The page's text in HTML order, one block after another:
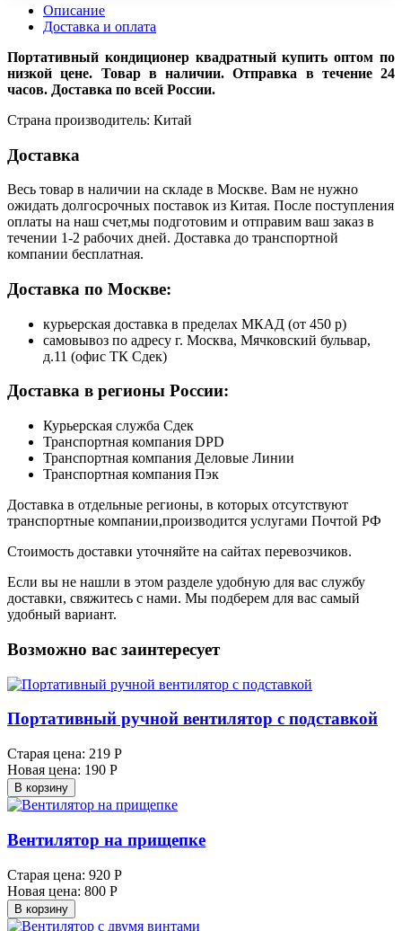
Описание
Доставка и оплата
Портативный кондиционер квадратный купить оптом по
низкой цене. Товар в наличии. Отправка в течение 24
часов. Доставка по всей России.
Страна производитель: Китай
Доставка
Весь товар в наличии на складе в Москве. Вам не нужно
ожидать долгосрочных поставок из Китая. После поступления
оплаты на наш счет,мы подготовим и отправим ваш заказ в
течении 1-2 рабочих дней. Доставка до транспортной
компании бесплатная.
Доставка по Москве:
курьерская доставка в пределах МКАД (от 450 р)
самовывоз по адресу г. Москва, Мячковский бульвар,
д.11 (офис ТК Сдек)
Доставка в регионы России:
Курьерская служба Сдек
Транспортная компания DPD
Транспортная компания Деловые Линии
Транспортная компания Пэк
Доставка в отдельные регионы, в которых отсутствуют
транспортные компании,производится услугами Почтой РФ
Стоимость доставки уточняйте на сайтах перевозчиков.
Если вы не нашли в этом разделе удобную для вас службу
доставки, свяжитесь с нами. Мы подберем для вас самый
удобный вариант.
Возможно вас заинтересует
Портативный ручной вентилятор с подставкой
Старая цена: 219 Р
Новая цена: 190 Р
В корзину
Вентилятор на прищепке
Старая цена: 920 Р
Новая цена: 800 Р
В корзину